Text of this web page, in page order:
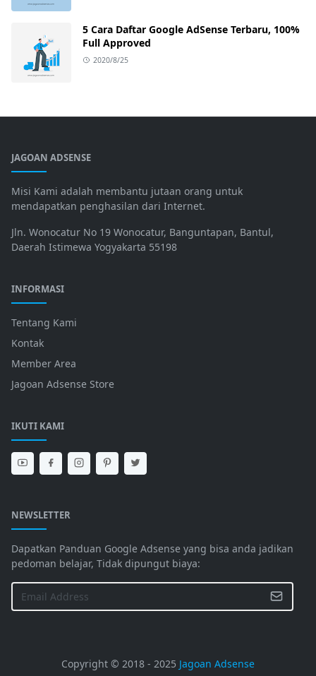
5 Cara Daftar Google AdSense Terbaru, 100%
Full Approved
2020/8/25
JAGOAN ADSENSE
Misi Kami adalah membantu jutaan orang untuk
mendapatkan penghasilan dari Internet.
Jln. Wonocatur No 19 Wonocatur, Banguntapan, Bantul,
Daerah Istimewa Yogyakarta 55198
INFORMASI
Tentang Kami
Kontak
Member Area
Jagoan Adsense Store
IKUTI KAMI
NEWSLETTER
Dapatkan Panduan Google Adsense yang bisa anda jadikan
pedoman belajar, Tidak dipungut biaya:
Copyright © 2018 - 2025 Jagoan Adsense